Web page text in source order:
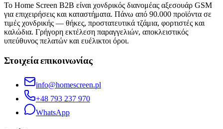
Το Home Screen B2B είναι χονδρικός διανομέας αξεσουάρ GSM
για επιχειρήσεις και καταστήματα. Πάνω από 90.000 προϊόντα σε
τιμές χονδρικής — θήκες, προστατευτικά τζάμια, φορτιστές και
καλώδια. Γρήγορη εκτέλεση παραγγελιών, αποκλειστικός
υπεύθυνος πελατών και ευέλικτοι όροι.
Στοιχεία επικοινωνίας
info@homescreen.pl
+48 793 237 970
WhatsApp